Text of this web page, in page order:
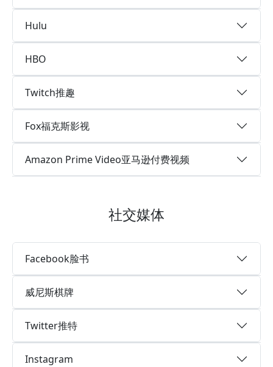
Hulu
HBO
Twitch推趣
Fox福克斯影视
Amazon Prime Video亚马逊付费视频
社交媒体
Facebook脸书
威尼斯棋牌
Twitter推特
Instagram